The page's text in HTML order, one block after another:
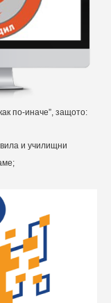
по-иначе”, защото:
и училищни